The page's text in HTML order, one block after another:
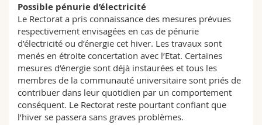
Possible pénurie d’électricité
Le Rectorat a pris connaissance des mesures prévues
respectivement envisagées en cas de pénurie
d’électricité ou d’énergie cet hiver. Les travaux sont
menés en étroite concertation avec l’Etat. Certaines
mesures d’énergie sont déjà instaurées et tous les
membres de la communauté universitaire sont priés de
contribuer dans leur quotidien par un comportement
conséquent. Le Rectorat reste pourtant confiant que
l’hiver se passera sans graves problèmes.